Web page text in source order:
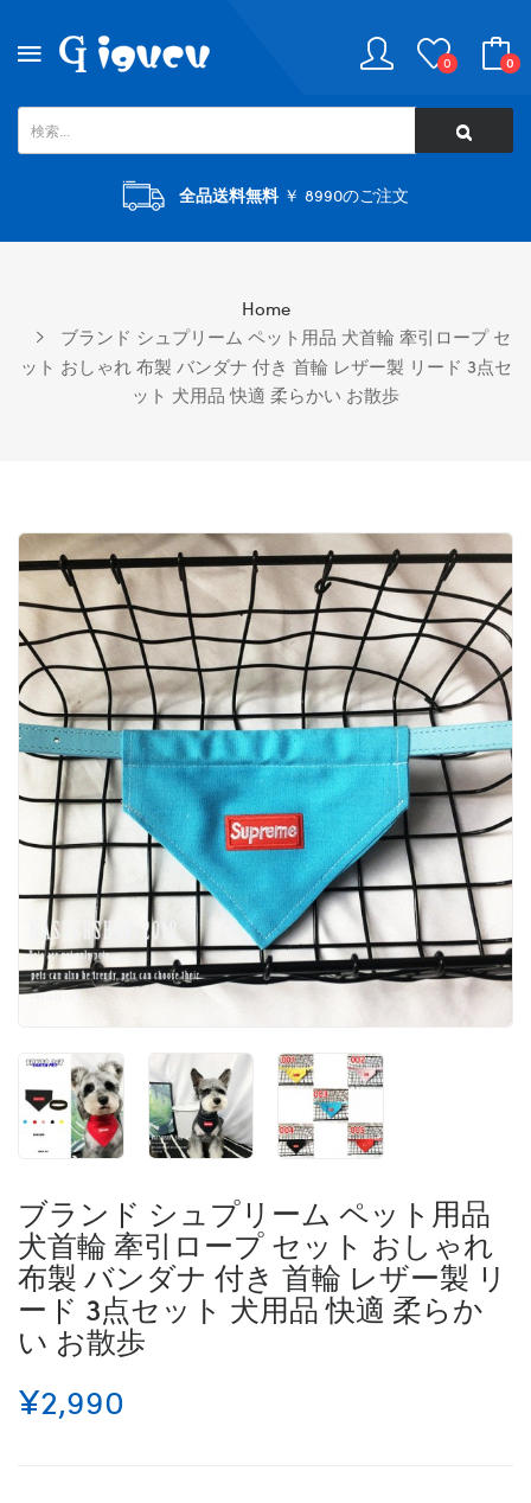
0 0
全品送料無料￥ 8990のご注文
Home
ブランド シュプリーム ペット用品 犬首輪 牽引ロープ セ
ット おしゃれ 布製 バンダナ 付き 首輪 レザー製 リード 3点セ
ット 犬用品 快適 柔らかい お散歩
ブランド シュプリーム ペット用品
犬首輪 牽引ロープ セット おしゃれ
布製 バンダナ 付き 首輪 レザー製 リ
ード 3点セット 犬用品 快適 柔らか
い お散歩
¥2,990